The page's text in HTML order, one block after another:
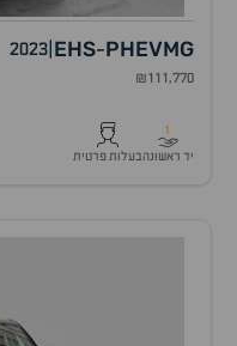
MG
EHS-PHEV
2023
₪111,770
1
יד ראשונהבעלות פרטית